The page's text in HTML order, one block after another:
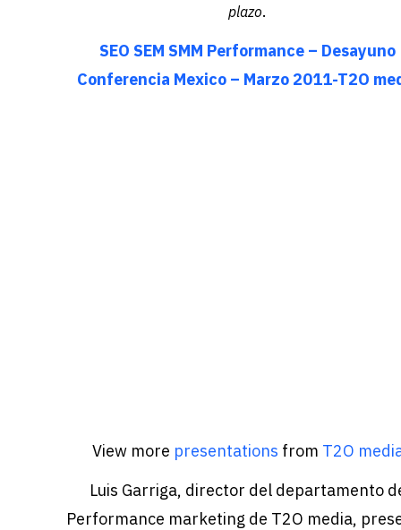
plazo.
SEO SEM SMM Performance – Desayuno
Conferencia Mexico – Marzo 2011-T2O
View more presentations from T2O
Luis Garriga, director del departamento
Performance marketing de T2O media,